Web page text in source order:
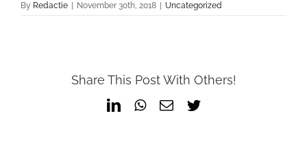
By Redactie November 30th, 2018 Uncategorized
Share This Post With Others!
LinkedInWhatsApp
EmailTwitter